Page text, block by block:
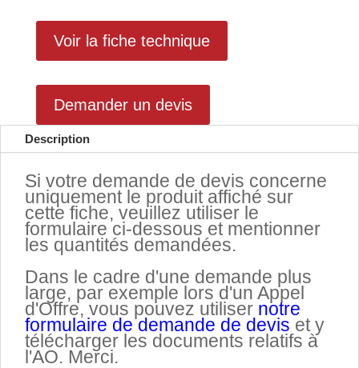
Voir la fiche technique
Demander un devis
Description
Si votre demande de devis concerne
uniquement le produit affiché sur
cette fiche, veuillez utiliser le
formulaire ci-dessous et mentionner
les quantités demandées.
Dans le cadre d'une demande plus
large, par exemple lors d'un Appel
d'Offre, vous pouvez utiliser notre
formulaire de demande de devis et y
télécharger les documents relatifs à
l'AO. Merci.